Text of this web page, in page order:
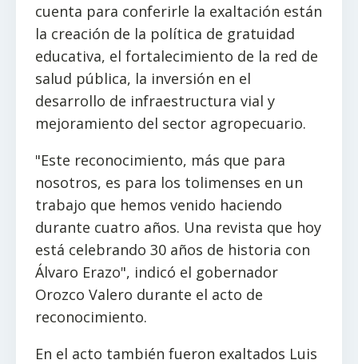
cuenta para conferirle la exaltación están
la creación de la política de gratuidad
educativa, el fortalecimiento de la red de
salud pública, la inversión en el
desarrollo de infraestructura vial y
mejoramiento del sector agropecuario.
"Este reconocimiento, más que para
nosotros, es para los tolimenses en un
trabajo que hemos venido haciendo
durante cuatro años. Una revista que hoy
está celebrando 30 años de historia con
Álvaro Erazo", indicó el gobernador
Orozco Valero durante el acto de
reconocimiento.
En el acto también fueron exaltados Luis